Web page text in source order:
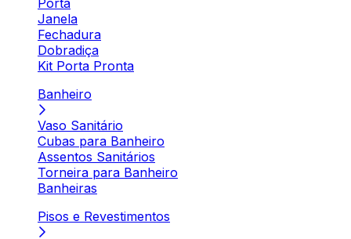
Porta
Janela
Fechadura
Dobradiça
Kit Porta Pronta
Banheiro
Vaso Sanitário
Cubas para Banheiro
Assentos Sanitários
Torneira para Banheiro
Banheiras
Pisos e Revestimentos